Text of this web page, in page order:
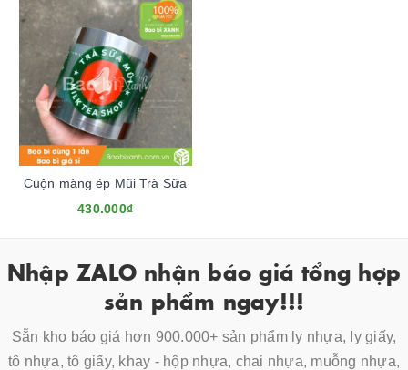
Cuộn màng ép Mũi Trà Sữa
430.000₫
Nhập ZALO nhận báo giá tổng hợp
sản phẩm ngay!!!
Sẵn kho báo giá hơn 900.000+ sản phẩm ly nhựa, ly giấy,
tô nhựa, tô giấy, khay - hộp nhựa, chai nhựa, muỗng nhựa,